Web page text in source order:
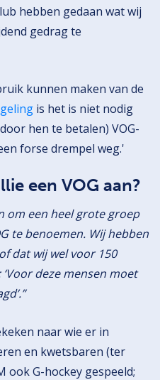
hebben gedaan wat wij
gedrag te
kunnen maken van de
is het is niet nodig
hen te betalen) VOG-
forse drempel weg.'
een VOG aan?
om een heel grote groep
te benoemen. Wij hebben
dat wij wel voor 150
deze mensen moet
naar wie er in
en kwetsbaren (ter
ook G-hockey gespeeld;